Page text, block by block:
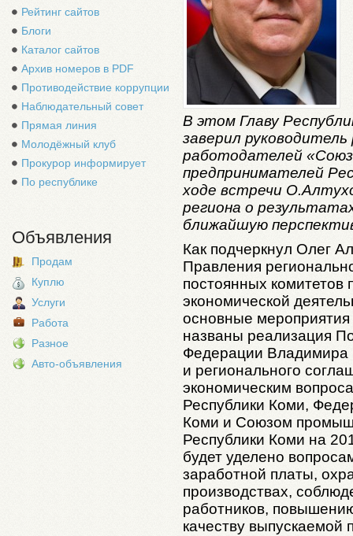
Рейтинг сайтов
Блоги
Каталог сайтов
Архив номеров в PDF
Противодействие коррупции
Наблюдательный совет
Прямая линия
Молодёжный клуб
Прокурор информирует
По республике
Объявления
Продам
Куплю
Услуги
Работа
Разное
Авто-объявления
В этом Главу
заверил руководитель
работодателей
предпринимателей
ходе встречи
региона о
ближайшую
Как подчеркнул Олег
Правления
постоянных
экономической
основные
названы реализация
Федерации
и регионального
экономическим
Республики Коми,
Коми и Союзом
Республики Коми на
будет уделено
заработной платы,
производствах,
работников,
качеству выпускаемой